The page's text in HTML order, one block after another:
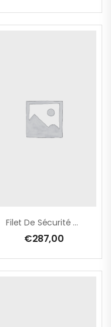
Filet De Sécurité Pour Lève-Palette À Grille De Sécurité Coulissante
€287,00